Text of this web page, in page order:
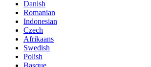
Danish
Romanian
Indonesian
Czech
Afrikaans
Swedish
Polish